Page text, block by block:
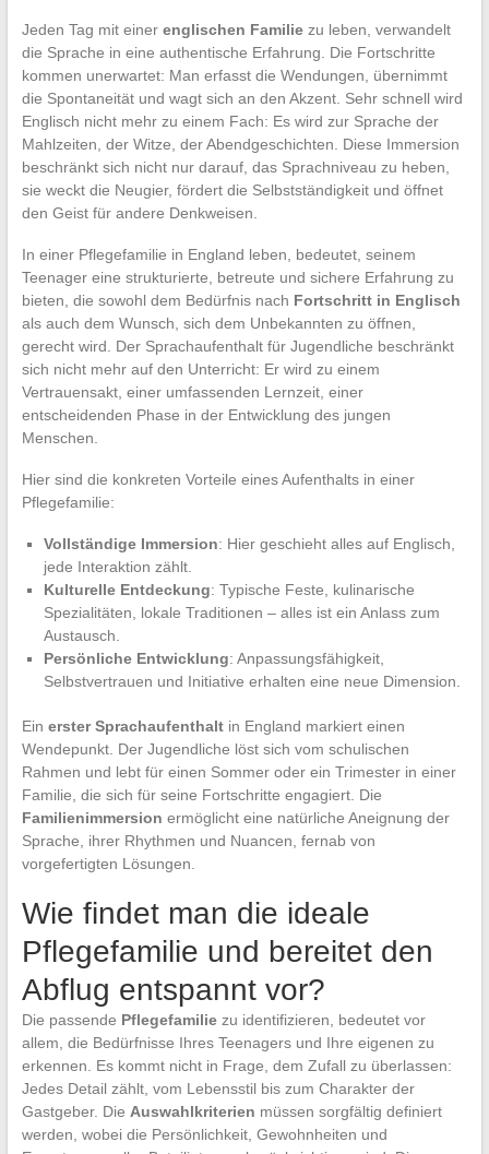
Jeden Tag mit einer englischen Familiezu leben, verwandelt
die Sprache in eine authentische Erfahrung. Die Fortschritte
kommen unerwartet: Man erfasst die Wendungen, übernimmt
die Spontaneität und wagt sich an den Akzent. Sehr schnell wird
Englisch nicht mehr zu einem Fach: Es wird zur Sprache der
Mahlzeiten, der Witze, der Abendgeschichten. Diese Immersion
beschränkt sich nicht nur darauf, das Sprachniveau zu heben,
sie weckt die Neugier, fördert die Selbstständigkeit und öffnet
den Geist für andere Denkweisen.
In einer Pflegefamilie in England leben, bedeutet, seinem
Teenager eine strukturierte, betreute und sichere Erfahrung zu
bieten, die sowohl dem Bedürfnis nach Fortschritt in Englisch
als auch dem Wunsch, sich dem Unbekannten zu öffnen,
gerecht wird. Der Sprachaufenthalt für Jugendliche beschränkt
sich nicht mehr auf den Unterricht: Er wird zu einem
Vertrauensakt, einer umfassenden Lernzeit, einer
entscheidenden Phase in der Entwicklung des jungen
Menschen.
Hier sind die konkreten Vorteile eines Aufenthalts in einer
Pflegefamilie:
Vollständige Immersion: Hier geschieht alles auf Englisch,
jede Interaktion zählt.
Kulturelle Entdeckung: Typische Feste, kulinarische
Spezialitäten, lokale Traditionen – alles ist ein Anlass zum
Austausch.
Persönliche Entwicklung: Anpassungsfähigkeit,
Selbstvertrauen und Initiative erhalten eine neue Dimension.
Ein erster Sprachaufenthaltin England markiert einen
Wendepunkt. Der Jugendliche löst sich vom schulischen
Rahmen und lebt für einen Sommer oder ein Trimester in einer
Familie, die sich für seine Fortschritte engagiert. Die
Familienimmersion ermöglicht eine natürliche Aneignung der
Sprache, ihrer Rhythmen und Nuancen, fernab von
vorgefertigten Lösungen.
Wie findet man die ideale
Pflegefamilie und bereitet den
Abflug entspannt vor?
Die passende Pflegefamiliezu identifizieren, bedeutet vor
allem, die Bedürfnisse Ihres Teenagers und Ihre eigenen zu
erkennen. Es kommt nicht in Frage, dem Zufall zu überlassen:
Jedes Detail zählt, vom Lebensstil bis zum Charakter der
Gastgeber. Die Auswahlkriterien müssen sorgfältig definiert
werden, wobei die Persönlichkeit, Gewohnheiten und